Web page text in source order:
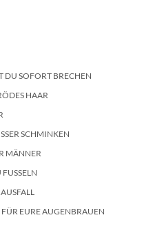
DU SOFORT BRECHEN
HAAR
SCHMINKEN
MÄNNER
EURE AUGENBRAUEN